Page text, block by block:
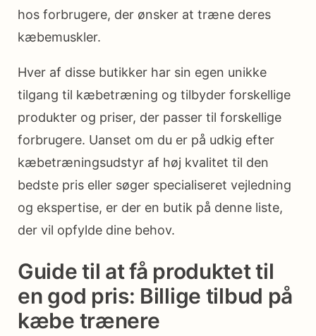
hos forbrugere, der ønsker at træne deres
kæbemuskler.
Hver af disse butikker har sin egen unikke
tilgang til kæbetræning og tilbyder forskellige
produkter og priser, der passer til forskellige
forbrugere. Uanset om du er på udkig efter
kæbetræningsudstyr af høj kvalitet til den
bedste pris eller søger specialiseret vejledning
og ekspertise, er der en butik på denne liste,
der vil opfylde dine behov.
Guide til at få produktet til
en god pris: Billige tilbud på
kæbe trænere